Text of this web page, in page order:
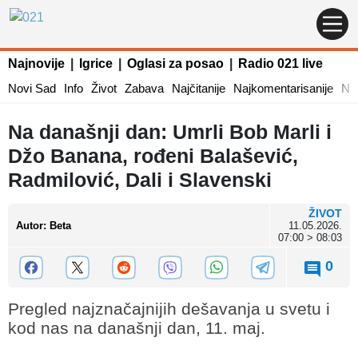
Najnovije Igrice Oglasi za posao
Radio 021 live
Novi Sad
Info Život Zabava Najčitanije Najkomentarisanije
Na današnji dan: Umrli Bob Marli i
Džo Banana, rođeni Balašević,
Radmilović, Dali i Slavenski
Autor: Beta
ŽIVOT
11.05.2026.
07:00 > 08:03
0
Pregled najznačajnijih dešavanja u svetu i
kod nas na današnji dan, 11. maj.